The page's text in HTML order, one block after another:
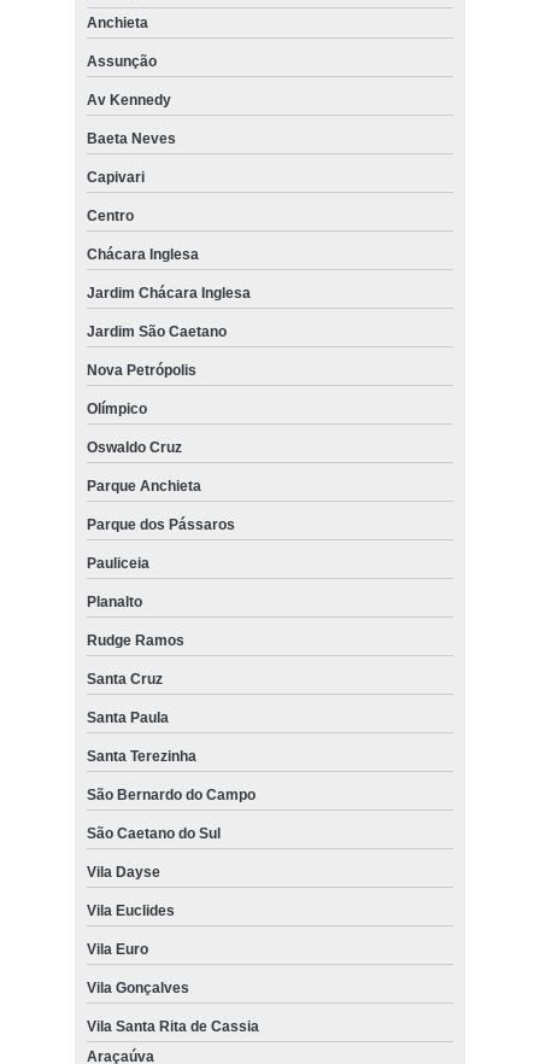
Anchieta
Assunção
Av Kennedy
Baeta Neves
Capivari
Centro
Chácara Inglesa
Jardim Chácara Inglesa
Jardim São Caetano
Nova Petrópolis
Olímpico
Oswaldo Cruz
Parque Anchieta
Parque dos Pássaros
Pauliceia
Planalto
Rudge Ramos
Santa Cruz
Santa Paula
Santa Terezinha
São Bernardo do Campo
São Caetano do Sul
Vila Dayse
Vila Euclides
Vila Euro
Vila Gonçalves
Vila Santa Rita de Cassia
Araçaúva